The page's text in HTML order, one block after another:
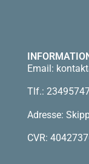
Email:
Tlf.:
Adresse:
CVR: